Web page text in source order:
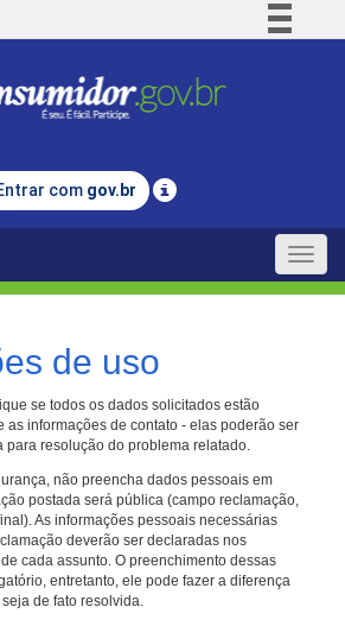
Comunica BR
Legislação
com gov.br
Toggle
de uso
se todos os dados solicitados estão
as informações de contato - elas poderão ser
para resolução do problema relatado.
não preencha dados pessoais em
postada será pública (campo reclamação,
As informações pessoais necessárias
deverão ser declaradas nos
cada assunto. O preenchimento dessas
entretanto, ele pode fazer a diferença
de fato resolvida.